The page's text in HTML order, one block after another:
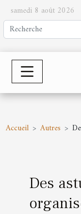
samedi 8 août 2026
Accueil Autres
Des